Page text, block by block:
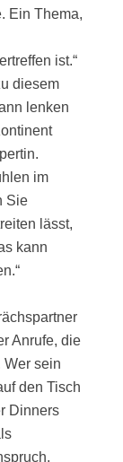
Ein Thema,
ist.“
diesem
lenken
im
Sie
lässt,
kann
Anrufe, die
Wer sein
den Tisch
Dinners